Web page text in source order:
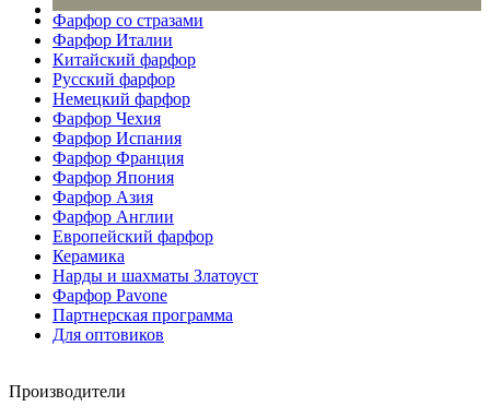
Фарфор со стразами
Фарфор Италии
Китайский фарфор
Русский фарфор
Немецкий фарфор
Фарфор Чехия
Фарфор Испания
Фарфор Франция
Фарфор Япония
Фарфор Азия
Фарфор Англии
Европейский фарфор
Керамика
Нарды и шахматы Златоуст
Фарфор Pavone
Партнерская программа
Для оптовиков
Производители